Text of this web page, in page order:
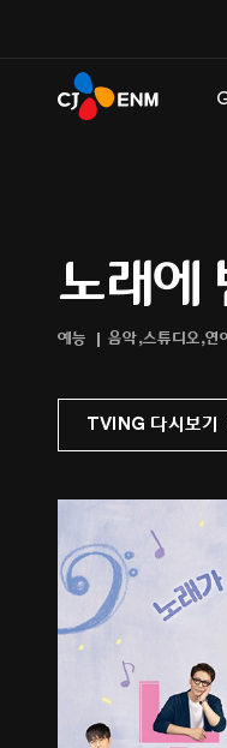
노래에
예능 음악,스튜디오,연
TVING 다시보기